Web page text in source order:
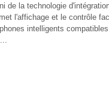
de la technologie
l'affichage et le contrôle
intelligents